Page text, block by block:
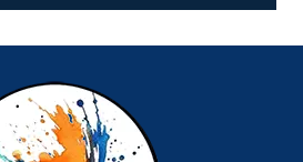
a
plusieurs
variations.